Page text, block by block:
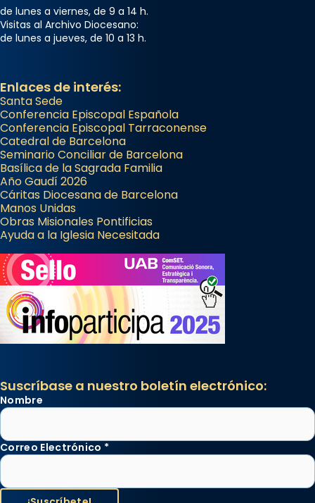
de lunes a viernes, de 9 a 14 h.
Visitas al Archivo Diocesano:
de lunes a jueves, de 10 a 13 h.
Enlaces de interés:
Santa Sede
Conferencia Episcopal Española
Conferencia Episcopal Tarraconense
Catedral de Barcelona
Seminario Conciliar de Barcelona
Basílica de la Sagrada Familia
Año Gaudí 2026
Cáritas Diocesana de Barcelona
Manos Unidas
Obras Misionales Pontificias
Ayuda a la Iglesia Necesitada
Suscríbase a nuestro boletín electrónico:
Nombre
Correo Electrónico *